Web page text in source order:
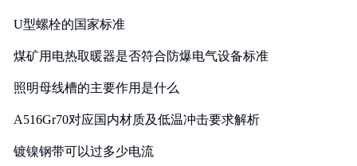
U型螺栓的国家标准
煤矿用电热取暖器是否符合防爆电气设备标准
照明母线槽的主要作用是什么
A516Gr70对应国内材质及低温冲击要求解析
镀镍钢带可以过多少电流